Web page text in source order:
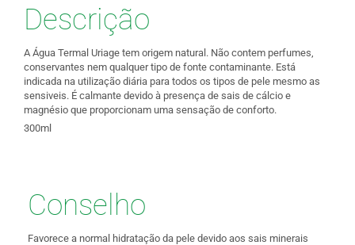
Descrição
A Água Termal Uriage tem origem natural. Não contem perfumes,
conservantes nem qualquer tipo de fonte contaminante. Está
indicada na utilização diária para todos os tipos de pele mesmo as
sensiveis. É calmante devido à presença de sais de cálcio e
magnésio que proporcionam uma sensação de conforto.
300ml
Conselho
Favorece a normal hidratação da pele devido aos sais minerais